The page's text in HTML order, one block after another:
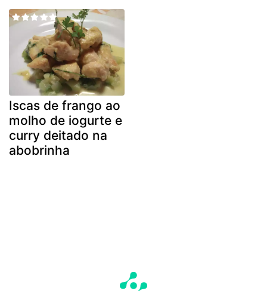
Iscas de frango ao
molho de iogurte e
curry deitado na
abobrinha